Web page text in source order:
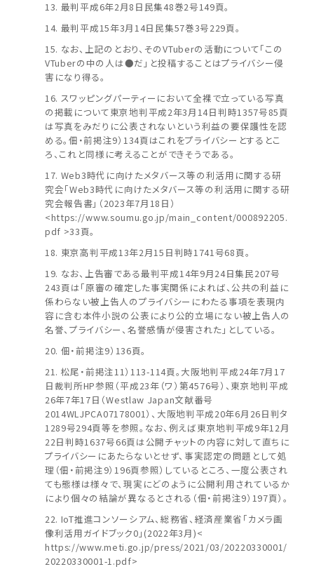
最判平成6年2月8日民集48巻2号149頁。
最判平成15年3月14日民集57巻3号229頁。
なお、上記のとおり、そのVTuberの活動について「この
VTuberの中の人は●だ」と投稿することはプライバシー侵
害になり得る。
スワッピングパーティーにおいて全裸で立っている写真
の掲載について東京地判平成2年3月14日判時1357号85頁
は写真をみだりに公表されないという利益の要保護性を認
める。佃・前掲注9）134頁はこれをプライバシーとするとこ
ろ、これと同様に考えることができそうである。
Web3時代に向けたメタバース等の利活用に関する研
究会「Web3時代に向けたメタバース等の利活用に関する研
究会報告書」（2023年7月18日）
<https://www.soumu.go.jp/main_content/000892205.
pdf >33頁。
東京高判平成13年2月15日判時1741号68頁。
なお、上告審である最判平成14年9月24日集民207号
243頁は「原審の確定した事実関係によれば、公共の利益に
係わらない被上告人のプライバシーにわたる事項を表現内
容に含む本件小説の公表により公的立場にない被上告人の
名誉、プライバシー、名誉感情が侵害された」としている。
佃・前掲注9）136頁。
松尾・前掲注11）113-114頁。大阪地判平成24年7月17
日裁判所HP参照（平成23年（ワ）第4576号）、東京地判平成
26年7年17日（Westlaw Japan文献番号
2014WLJPCA07178001）、大阪地判平成20年6月26日判タ
1289号294頁等を参照。なお、例えば東京地判平成9年12月
22日判時1637号66頁は公開チャットの内容に対して直ちに
プライバシーにあたらないとせず、事実認定の問題として処
理（佃・前掲注9）196頁参照）しているところ、一度公表され
ても態様は様々で、現実にどのように公開利用されているか
により個々の結論が異なるとされる（佃・前掲注9）197頁）。
IoT推進コンソーシアム、総務省、経済産業省「カメラ画
像利活用ガイドブック0」(2022年3月)<
https://www.meti.go.jp/press/2021/03/20220330001/
20220330001-1.pdf>